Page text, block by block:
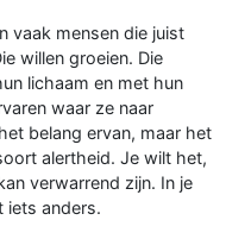
vaak mensen die juist
willen groeien. Die
lichaam en met hun
waar ze naar
belang ervan, maar het
alertheid. Je wilt het,
verwarrend zijn. In je
iets anders.